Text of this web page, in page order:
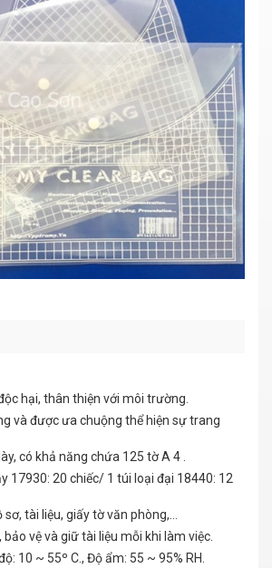
hại, thân thiện với môi trường.
và được ưa chuộng thể hiện sự trang
có khả năng chứa 125 tờ A 4 .
17930: 20 chiếc/ 1 túi loại đại 18440: 12
tài liệu, giấy tờ văn phòng,…
bảo vệ và giữ tài liệu mỗi khi làm việc.
10 ~ 55º C., Độ ẩm: 55 ~ 95% RH.